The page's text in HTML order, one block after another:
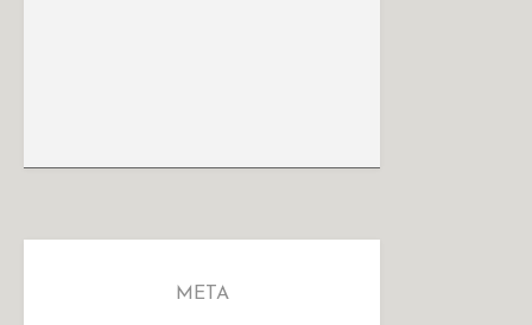
META